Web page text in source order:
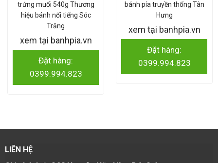
trứng muối 540g Thương
hiệu bánh nổi tiếng Sóc
Trăng
xem tại banhpia.vn
Đặt hàng:
0399.994.823
bánh pía truyền thống Tân
Hưng
xem tại banhpia.vn
Đặt hàng:
0399.994.823
LIÊN HỆ